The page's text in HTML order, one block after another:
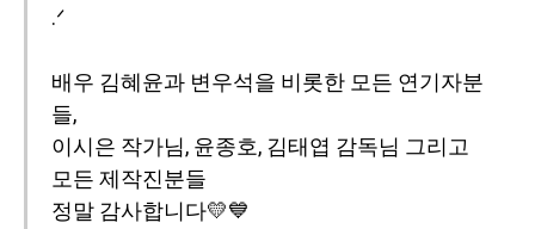
.ᐟ
배우 김혜윤과 변우석을 비롯한 모든 연기자분
들,
이시은 작가님, 윤종호, 김태엽 감독님 그리고
모든 제작진분들
정말 감사합니다💛💙